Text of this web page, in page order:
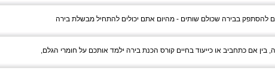
להסתפק בבירה שכולם שותים - מהיום אתם יכולים להתחיל מבשלת בירה
בין אם כתחביב או כייעוד בחיים קורס הכנת בירה ילמד אותכם על חומרי הגלם,